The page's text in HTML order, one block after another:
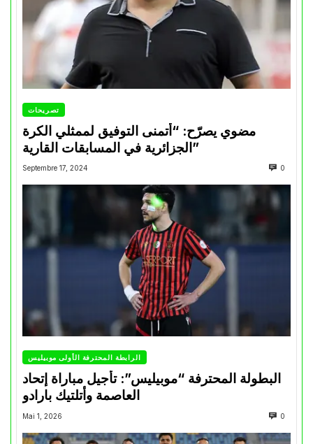
تصريحات
مضوي يصرّح: “أتمنى التوفيق لممثلي الكرة
الجزائرية في المسابقات القارية”
Septembre 17, 2024 0
الرابطة المحترفة الأولى موبيليس
البطولة المحترفة “موبيليس”: تأجيل مباراة إتحاد
العاصمة وأتلتيك بارادو
Mai 1, 2026 0